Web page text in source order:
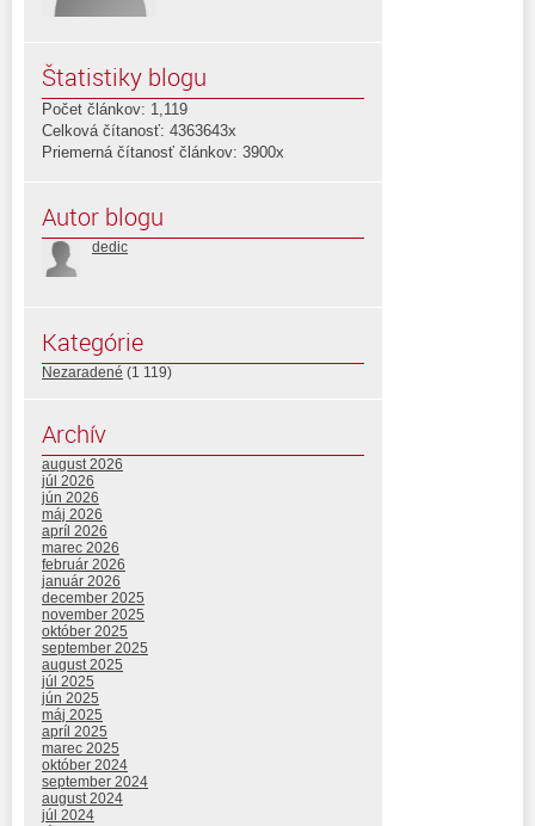
Štatistiky blogu
Počet článkov: 1,119
Celková čítanosť: 4363643x
Priemerná čítanosť článkov: 3900x
Autor blogu
dedic
Kategórie
Nezaradené (1 119)
Archív
august 2026
júl 2026
jún 2026
máj 2026
apríl 2026
marec 2026
február 2026
január 2026
december 2025
november 2025
október 2025
september 2025
august 2025
júl 2025
jún 2025
máj 2025
apríl 2025
marec 2025
október 2024
september 2024
august 2024
júl 2024